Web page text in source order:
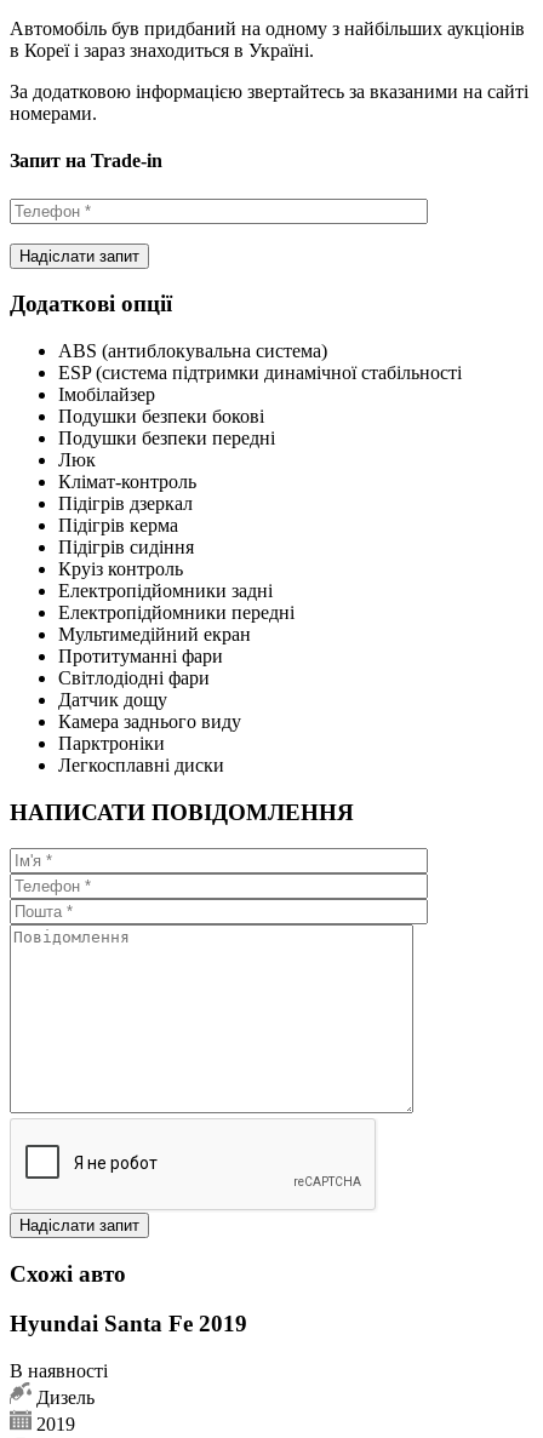
Автомобіль був придбаний на одному з найбільших аукціонів
в Кореї і зараз знаходиться в Україні.
За додатковою інформацією звертайтесь за вказаними на сайті
номерами.
Запит на Trade-in
Додаткові опції
ABS (антиблокувальна система)
ESP (система підтримки динамічної стабільності
Імобілайзер
Подушки безпеки бокові
Подушки безпеки передні
Люк
Клімат-контроль
Підігрів дзеркал
Підігрів керма
Підігрів сидіння
Круіз контроль
Електропідйомники задні
Електропідйомники передні
Мультимедійний екран
Протитуманні фари
Світлодіодні фари
Датчик дощу
Камера заднього виду
Парктроніки
Легкосплавні диски
НАПИСАТИ ПОВІДОМЛЕННЯ
Схожі авто
Hyundai Santa Fe 2019
В наявності
Дизель
2019